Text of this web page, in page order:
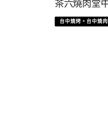
茶六燒肉堂
台中燒烤。台中燒肉